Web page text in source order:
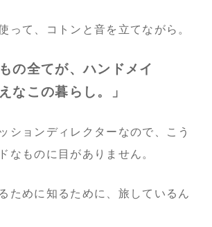
って、コトンと音を立てながら。
の全てが、ハンドメイ
なこの暮らし。」
ションディレクターなので、こう
なものに目がありません。
ために知るために、旅しているん